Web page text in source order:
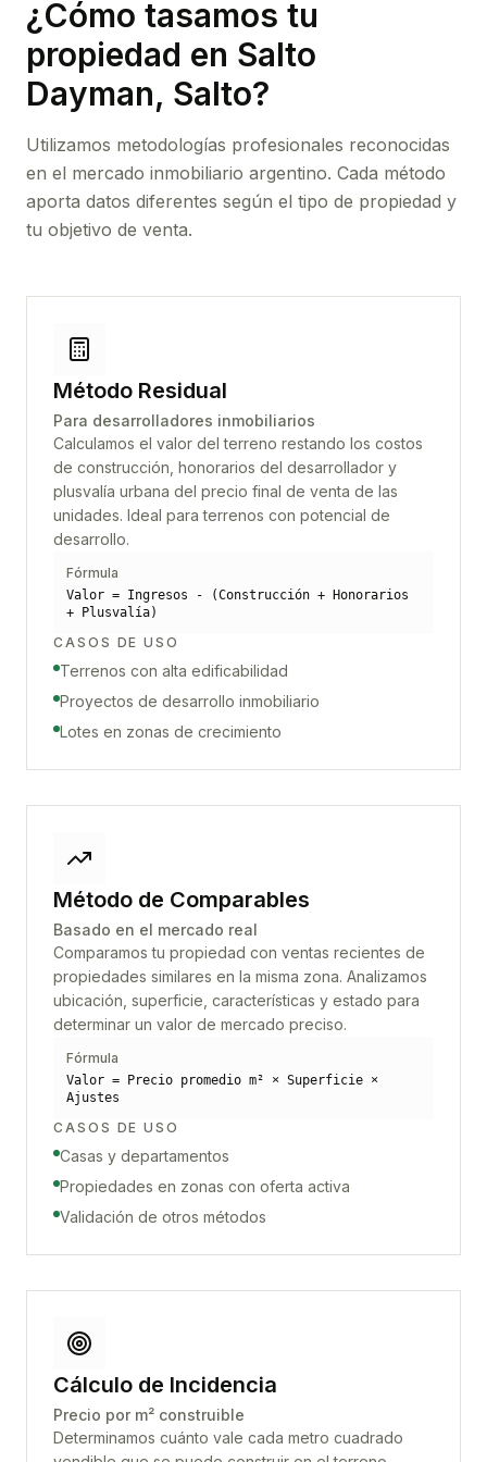
¿Cómo tasamos tu
propiedad en Salto
Dayman, Salto?
Utilizamos metodologías profesionales reconocidas
en el mercado inmobiliario argentino. Cada método
aporta datos diferentes según el tipo de propiedad y
tu objetivo de venta.
Método Residual
Para desarrolladores inmobiliarios
Calculamos el valor del terreno restando los costos
de construcción, honorarios del desarrollador y
plusvalía urbana del precio final de venta de las
unidades. Ideal para terrenos con potencial de
desarrollo.
Fórmula
Valor = Ingresos - (Construcción + Honorarios
+ Plusvalía)
CASOS DE USO
Terrenos con alta edificabilidad
Proyectos de desarrollo inmobiliario
Lotes en zonas de crecimiento
Método de Comparables
Basado en el mercado real
Comparamos tu propiedad con ventas recientes de
propiedades similares en la misma zona. Analizamos
ubicación, superficie, características y estado para
determinar un valor de mercado preciso.
Fórmula
Valor = Precio promedio m² × Superficie ×
Ajustes
CASOS DE USO
Casas y departamentos
Propiedades en zonas con oferta activa
Validación de otros métodos
Cálculo de Incidencia
Precio por m² construible
Determinamos cuánto vale cada metro cuadrado